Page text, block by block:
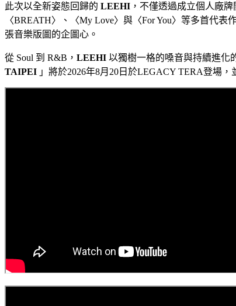
此次以全新姿態回歸的 LEEHI ，不僅透過成立個人廠
〈BREATH〉、〈My Love〉與〈For You〉等多首代表
張音樂版圖的企圖心。
從 Soul 到 R&B， LEEHI 以獨樹一格的嗓音與持續進化
TAIPEI 」將於2026年8月20日於LEGACY TERA登場